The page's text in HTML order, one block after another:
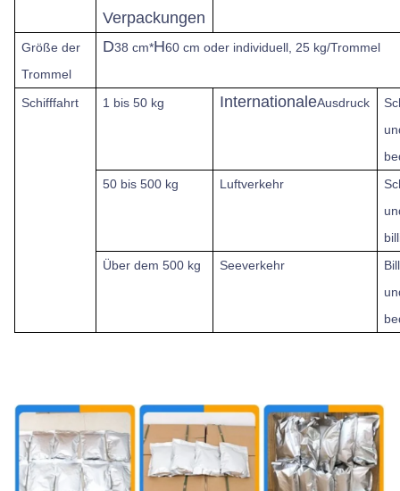
Verpackungen
Größe der
Trommel
D38 cm*H60 cm oder individuell, 25 kg/Trommel
Schifffahrt 1 bis 50 kg InternationaleAusdruck
50 bis 500 kg
Luftverkehr
Über dem 500 kg Seeverkehr